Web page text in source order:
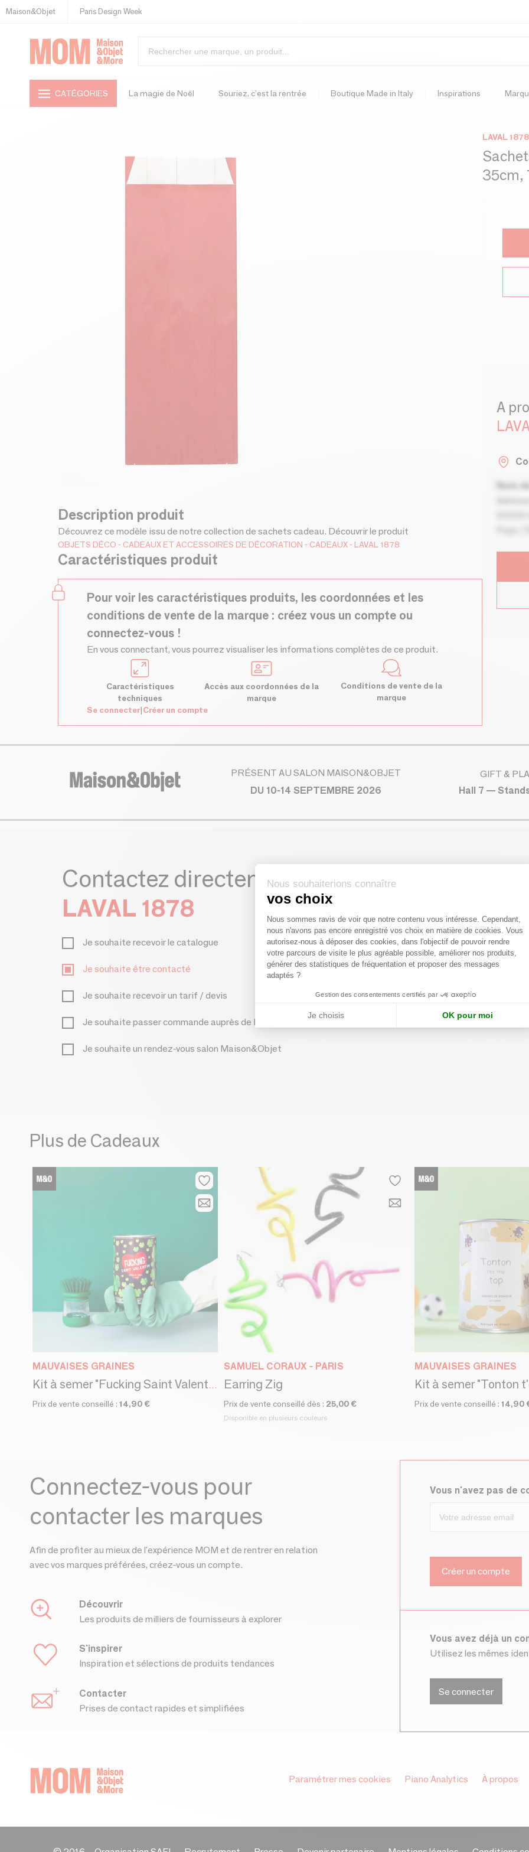
Maison&Objet Paris Design Week
CATÉGORIES La magie de Noël Souriez, c'est la rentrée Boutique Made in Italy Inspirations
Description produit
Découvrez ce modèle issu de notre collection de sachets cadeau. Découvrir le produit
OBJETS DÉCO CADEAUX ET ACCESSOIRES DE DÉCORATION CADEAUX LAVAL 1878
Caractéristiques produit
Pour voir les caractéristiques produits, les coordonnées et les
conditions de vente de la marque : créez vous un compte ou
connectez-vous !
En vous connectant, vous pourrez visualiser les informations complètes de ce produit.
Caractéristiques
techniques
Accès aux coordonnées de la
marque
Conditions de vente de la
marque
Se connecter|Créer un compte
LAVAL 1878
35cm,
A
Nom
00000
Pays /
PRÉSENT AU SALON MAISON&OBJET
DU 10-14 SEPTEMBRE 2026
GIFT &
Hall 7 —
Contactez directement
LAVAL 1878
Je souhaite recevoir le catalogue
Je souhaite être contacté
Je souhaite recevoir un tarif / devis
Je souhaite passer commande auprès de LAVAL 1878
Je souhaite un rendez-vous salon Maison&Objet
Plus de Cadeaux
MAUVAISES GRAINES
Kit à semer "Fucking Saint Valentin"Fabriqué en France
Prix de vente conseillé : 14,90 €
SAMUEL CORAUX - PARIS
Earring Zig
Prix de vente conseillé dès : 25,00 €
Disponible en plusieurs couleurs
MAUVAISES GRAINES
Kit à semer "Tonton
Prix de vente conseillé : 14,90
Connectez-vous pour
contacter les marques
Afin de profiter au mieux de l'expérience MOM et de rentrer en relation
avec vos marques préférées, créez-vous un compte.
Découvrir
Les produits de milliers de fournisseurs à explorer
S'inspirer
Inspiration et sélections de produits tendances
Contacter
Prises de contact rapides et simplifiées
Vous n'avez pas de
Vous avez déjà un
Utilisez les mêmes
Se connecter
Paramétrer mes cookies Piano Analytics À propos
Nous souhaiterions connaître
vos choix
Plateforme de Gestion du
Nous sommes ravis de voir que notre contenu vous intéresse. Cependant,
nous n'avons pas encore enregistré vos choix en matière de cookies. Vous
autorisez-nous à déposer des cookies, dans l'objectif de pouvoir rendre
votre parcours de visite le plus agréable possible, améliorer nos produits,
générer des statistiques de fréquentation et proposer des messages
adaptés ?
Gestion des consentements certifiés par
Je choisis OK pour moi
Axeptio consent